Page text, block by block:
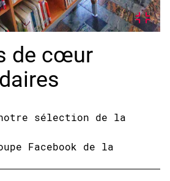
de cœur
sélection de la
Facebook de la